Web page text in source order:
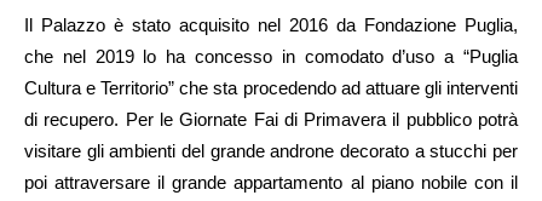
Il Palazzo è stato acquisito nel 2016 da Fondazione Puglia,
che nel 2019 lo ha concesso in comodato d’uso a “Puglia
Cultura e Territorio” che sta procedendo ad attuare gli interventi
di recupero. Per le Giornate Fai di Primavera il pubblico potrà
visitare gli ambienti del grande androne decorato a stucchi per
poi attraversare il grande appartamento al piano nobile con il